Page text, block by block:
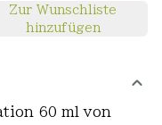
Zur Wunschliste
hinzufügen
60 ml von